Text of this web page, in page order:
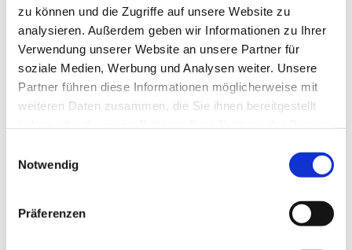
zu können und die Zugriffe auf unsere Website zu
analysieren. Außerdem geben wir Informationen zu Ihrer
Verwendung unserer Website an unsere Partner für
soziale Medien, Werbung und Analysen weiter. Unsere
Partner führen diese Informationen möglicherweise mit
weiteren Daten zusammen, die Sie ihnen bereitgestellt
Notwendig
Präferenzen